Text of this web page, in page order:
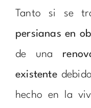
Tanto si se
persianas en
de una
existente
hecho en la